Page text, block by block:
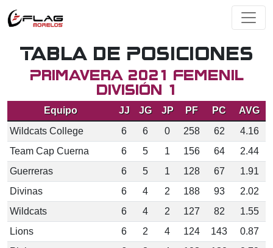
Tabla de Posiciones
Primavera 2021 Femenil
División 1
Equipo JJ JG JP PF PC
AVG
Wildcats College
6 6 0 258 62
4.16
Team Cap Cuerna
6 5 1 156 64
2.44
Guerreras
6 5 1 128 67
1.91
Divinas
6 4 2 188 93
2.02
Wildcats
6 4 2 127 82
1.55
Lions
6 2 4 124 143
0.87